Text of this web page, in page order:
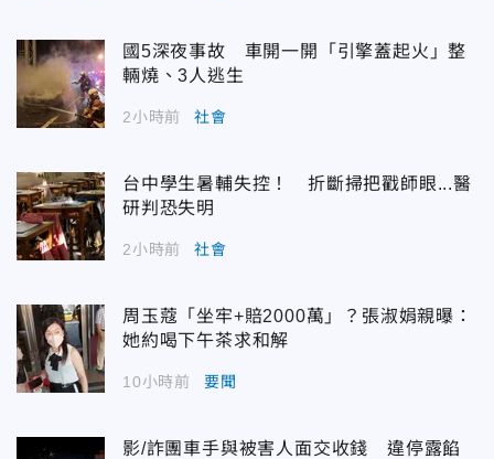
國5深夜事故 車開一開「引擎蓋起火」整
輛燒、3人逃生
2小時前 社會
台中學生暑輔失控！ 折斷掃把戳師眼...醫
研判恐失明
2小時前 社會
周玉蔻「坐牢+賠2000萬」？張淑娟親曝：
她約喝下午茶求和解
10小時前 要聞
影/詐團車手與被害人面交收錢 違停露餡